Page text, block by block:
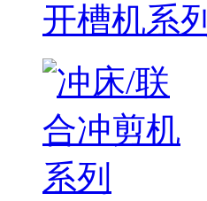
开槽机系列